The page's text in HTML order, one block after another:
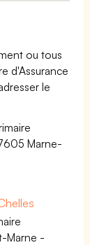
ou tous
d'Assurance
le
Marne-
Marne -